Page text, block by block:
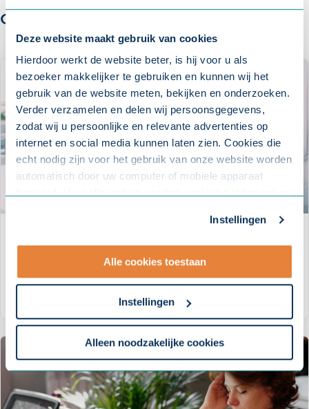
Deze website maakt gebruik van cookies
Hierdoor werkt de website beter, is hij voor u als
bezoeker makkelijker te gebruiken en kunnen wij het
gebruik van de website meten, bekijken en onderzoeken.
Verder verzamelen en delen wij persoonsgegevens,
zodat wij u persoonlijke en relevante advertenties op
internet en social media kunnen laten zien. Cookies die
echt nodig zijn voor het gebruik van onze website worden
automatisch door uw computer of mobiele apparaat
aanpassen. Met uw toestemming delen wij uw gegevens
- Lees hier onzeprivacyverklaringen onze
Om uw toestemmingsvoorkeur te wijzigen, klikt u op
Instellingen
Alle cookies toestaan
Instellingen
Alleen noodzakelijke cookies
Ook interessant voor u:
verzuim op een bedrijf
WHITEPAPER